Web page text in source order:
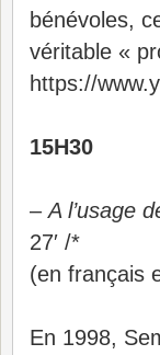
bénévoles,
véritable «
https://
15H30
–A l’usage
27′ /*
(en français
En 1998,